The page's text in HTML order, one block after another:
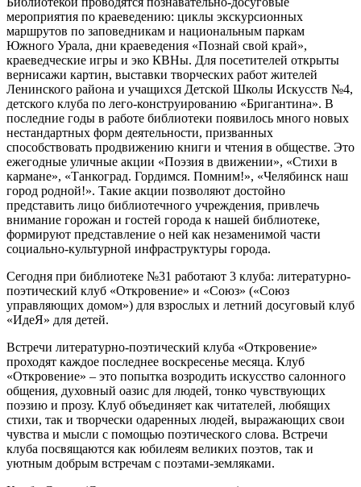
мероприятия по краеведению: циклы экскурсионных
маршрутов по заповедникам и национальным паркам
Южного Урала, дни краеведения «Познай свой край»,
краеведческие игры и эко КВНы. Для посетителей открыты
вернисажи картин, выставки творческих работ жителей
Ленинского района и учащихся Детской Школы Искусств №4,
детского клуба по лего-конструированию «Бригантина». В
последние годы в работе библиотеки появилось много новых
нестандартных форм деятельности, призванных
способствовать продвижению книги и чтения в обществе. Это
ежегодные уличные акции «Поэзия в движении», «Стихи в
кармане», «Танкоград. Гордимся. Помним!», «Челябинск наш
город родной!». Такие акции позволяют достойно
представить лицо библиотечного учреждения, привлечь
внимание горожан и гостей города к нашей библиотеке,
формируют представление о ней как незаменимой части
социально-культурной инфраструктуры города.
Сегодня при библиотеке №31 работают 3 клуба: литературно-
поэтический клуб «Откровение» и «Союз» («Союз
управляющих домом») для взрослых и летний досуговый клуб
«ИдеЯ» для детей.
Встречи литературно-поэтический клуба «Откровение»
проходят каждое последнее воскресенье месяца. Клуб
«Откровение» – это попытка возродить искусство салонного
общения, духовный оазис для людей, тонко чувствующих
поэзию и прозу. Клуб объединяет как читателей, любящих
стихи, так и творчески одаренных людей, выражающих свои
чувства и мысли с помощью поэтического слова. Встречи
клуба посвящаются как юбилеям великих поэтов, так и
уютным добрым встречам с поэтами-земляками.